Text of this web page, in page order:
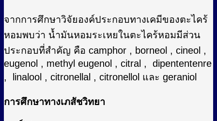
จากการศึกษาวิจัยองค์ประกอบทางเคมีของตะไคร้
หอมพบว่า น้ำมันหอมระเหยในตะไคร้หอมมีส่วน
ประกอบที่สำคัญ คือ camphor , borneol , cineol ,
eugenol , methyl eugenol , citral , dipententenre
, linalool , citronellal , citronellol และ geraniol
การศึกษาทางเภสัชวิทยา